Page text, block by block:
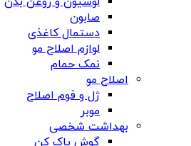
صابون
دستمال کاغذی
لوازم اصلاح مو
نمک حمام
اصلاح مو
ژل و فوم اصلاح
موبر
بهداشت شخصی
گوش پاک کن